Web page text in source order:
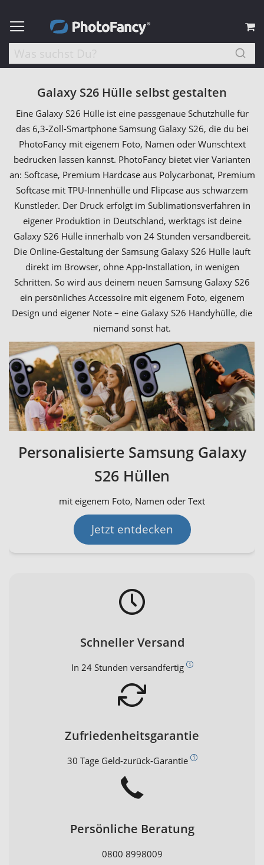
Galaxy S26 Hülle selbst gestalten
Eine Galaxy S26 Hülle ist eine passgenaue Schutzhülle für
das 6,3-Zoll-Smartphone Samsung Galaxy S26, die du bei
PhotoFancy mit eigenem Foto, Namen oder Wunschtext
bedrucken lassen kannst. PhotoFancy bietet vier Varianten
an: Softcase, Premium Hardcase aus Polycarbonat, Premium
Softcase mit TPU-Innenhülle und Flipcase aus schwarzem
Kunstleder. Der Druck erfolgt im Sublimationsverfahren in
eigener Produktion in Deutschland, werktags ist deine
Galaxy S26 Hülle innerhalb von 24 Stunden versandbereit.
Die Online-Gestaltung der Samsung Galaxy S26 Hülle läuft
direkt im Browser, ohne App-Installation, in wenigen
Schritten. So wird aus deinem neuen Samsung Galaxy S26
ein persönliches Accessoire mit eigenem Foto, eigenem
Design und eigener Note – eine Galaxy S26 Handyhülle, die
niemand sonst hat.
Personalisierte Samsung Galaxy
S26 Hüllen
mit eigenem Foto, Namen oder Text
Jetzt entdecken
Schneller Versand
In 24 Stunden versandfertig
Zufriedenheitsgarantie
30 Tage Geld-zurück-Garantie
Persönliche Beratung
0800 8998009